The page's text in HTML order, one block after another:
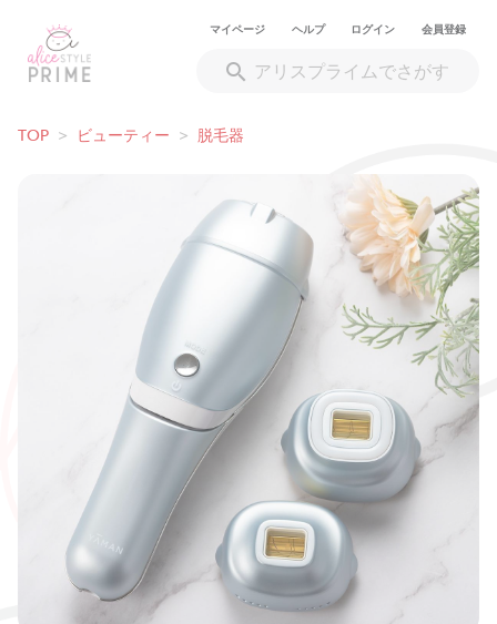
マイページ ヘルプ ログイン 会員登録
TOP > ビューティー > 脱毛器